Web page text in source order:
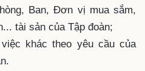
Ban, Đơn vị mua sắm,
tài sản của Tập đoàn;
khác theo yêu cầu của